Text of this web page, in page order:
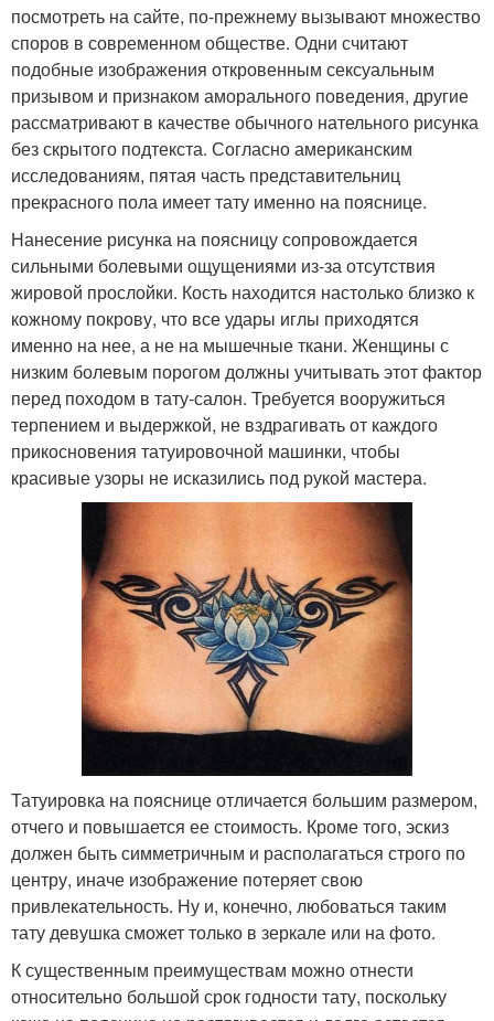
посмотреть на сайте, по-прежнему вызывают множество
споров в современном обществе. Одни считают
подобные изображения откровенным сексуальным
призывом и признаком аморального поведения, другие
рассматривают в качестве обычного нательного рисунка
без скрытого подтекста. Согласно американским
исследованиям, пятая часть представительниц
прекрасного пола имеет тату именно на пояснице.
Нанесение рисунка на поясницу сопровождается
сильными болевыми ощущениями из-за отсутствия
жировой прослойки. Кость находится настолько близко к
кожному покрову, что все удары иглы приходятся
именно на нее, а не на мышечные ткани. Женщины с
низким болевым порогом должны учитывать этот фактор
перед походом в тату-салон. Требуется вооружиться
терпением и выдержкой, не вздрагивать от каждого
прикосновения татуировочной машинки, чтобы
красивые узоры не исказились под рукой мастера.
Татуировка на пояснице отличается большим размером,
отчего и повышается ее стоимость. Кроме того, эскиз
должен быть симметричным и располагаться строго по
центру, иначе изображение потеряет свою
привлекательность. Ну и, конечно, любоваться таким
тату девушка сможет только в зеркале или на фото.
К существенным преимуществам можно отнести
относительно большой срок годности тату, поскольку